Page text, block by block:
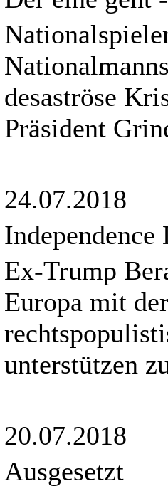
desaströse
Präsident
24.07.2018
Ex-Trump
Europa mit
unterstützen
20.07.2018
Ausgesetzt